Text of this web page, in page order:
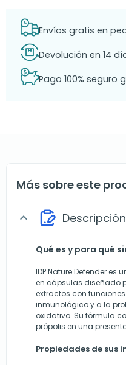
Envíos gratis en
Devolución en 14
Pago 100% seguro
Más sobre este
expand_more Descripción
Qué es y para qué
IDP Nature Defender
en cápsulas diseñado
extractos con
inmunológico y a la
oxidativo. Su fórmula
própolis en una
Propiedades de sus